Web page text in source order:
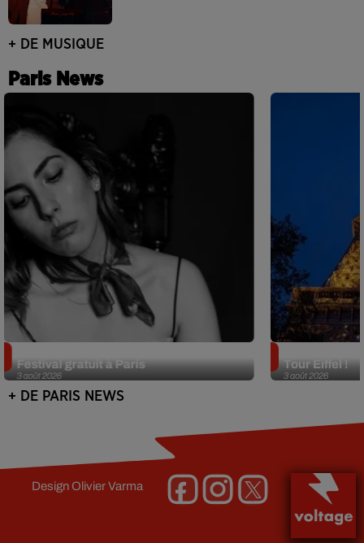
+ DE MUSIQUE
Paris News
3 août 2026
Festival gratuit à Paris
3 août 2026
Tour Eiffel !
+ DE PARIS NEWS
DesignOlivier Varma